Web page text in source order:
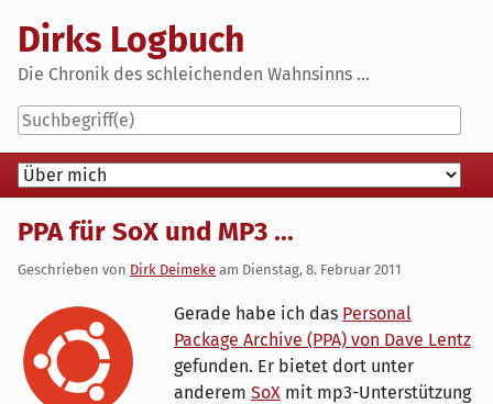
content
Dirks Logbuch
Die Chronik des schleichenden Wahnsinns ...
Navigation
PPA für SoX und MP3 ...
Geschrieben von Dirk Deimeke am Dienstag, 8. Februar 2011
Gerade habe ich das Personal
Package Archive (PPA) von Dave Lentz
gefunden. Er bietet dort unter
anderem SoX mit mp3-Unterstützung